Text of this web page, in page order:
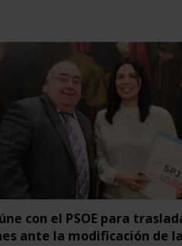
con el PSOE para
ante la modificación de la